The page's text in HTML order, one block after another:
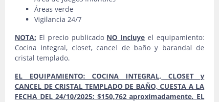
Áreas verde
Vigilancia 24/7
NOTA: El precio publicado NO Incluye el equipamiento:
Cocina Integral, closet, cancel de baño y barandal de
cristal templado.
EL EQUIPAMIENTO: COCINA INTEGRAL, CLOSET y
CANCEL DE CRISTAL TEMPLADO DE BAÑO, CUESTA A LA
FECHA DEL 24/10/2025: $150,762 aproximadamente. EL